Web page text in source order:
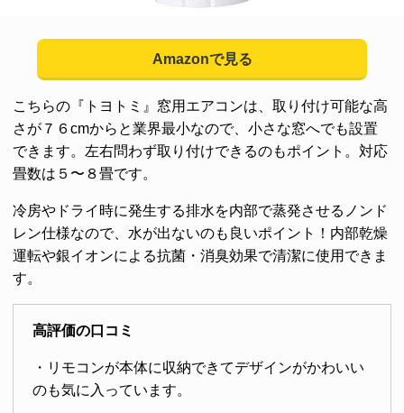
Amazonで見る
こちらの『トヨトミ』窓用エアコンは、取り付け可能な高
さが７６cmからと業界最小なので、小さな窓へでも設置
できます。左右問わず取り付けできるのもポイント。対応
畳数は５〜８畳です。
冷房やドライ時に発生する排水を内部で蒸発させるノンド
レン仕様なので、水が出ないのも良いポイント！内部乾燥
運転や銀イオンによる抗菌・消臭効果で清潔に使用できま
す。
高評価の口コミ
・リモコンが本体に収納できてデザインがかわいい
のも気に入っています。